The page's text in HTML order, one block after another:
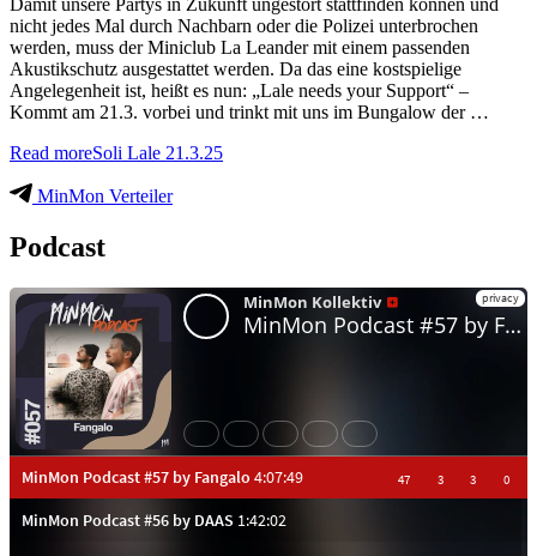
Damit unsere Partys in Zukunft ungestört stattfinden können und
nicht jedes Mal durch Nachbarn oder die Polizei unterbrochen
werden, muss der Miniclub La Leander mit einem passenden
Akustikschutz ausgestattet werden. Da das eine kostspielige
Angelegenheit ist, heißt es nun: „Lale needs your Support“ –
Kommt am 21.3. vorbei und trinkt mit uns im Bungalow der …
Read moreSoli Lale 21.3.25
MinMon Verteiler
Podcast